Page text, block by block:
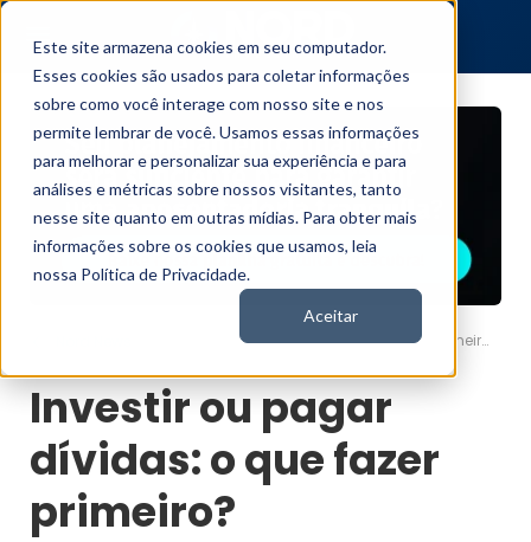
Este site armazena cookies em seu computador.
Esses cookies são usados para coletar informações
sobre como você interage com nosso site e nos
permite lembrar de você. Usamos essas informações
para melhorar e personalizar sua experiência e para
análises e métricas sobre nossos visitantes, tanto
nesse site quanto em outras mídias. Para obter mais
informações sobre os cookies que usamos, leia
nossa Política de Privacidade.
Aceitar
Investir ou pagar dívidas: o que fazer primeiro?
Investir ou pagar
dívidas: o que fazer
primeiro?